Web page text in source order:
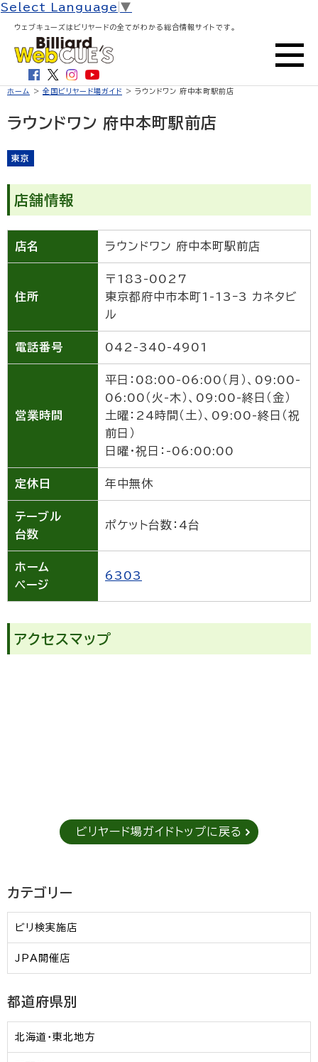
Select Language ▼
ウェブキューズはビリヤードの全てがわかる総合情報サイトです。
ホーム > 全国ビリヤード場ガイド > ラウンドワン 府中本町駅前店
ラウンドワン 府中本町駅前店
東京
店舗情報
店名 ラウンドワン 府中本町駅前店
住所
〒183-0027
東京都府中市本町1-13ｰ3 カネタビ
ル
電話番号 042-340-4901
営業時間
平日：08:00-06:00（月）、09:00-
06:00（火-木）、09:00-終日（金）
土曜：24時間（土）、09:00-終日（祝
前日）
日曜・祝日：-06:00:00
定休日 年中無休
テーブル
台数
ポケット台数：4台
ホーム
ページ
6303
アクセスマップ
ビリヤード場ガイドトップに戻る
カテゴリー
ビリ検実施店
JPA開催店
都道府県別
北海道・東北地方